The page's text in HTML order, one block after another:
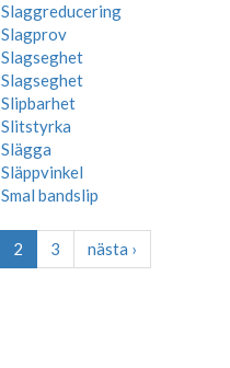
Slaggreducering
Slagprov
Slagseghet
Slagseghet
Slipbarhet
Slitstyrka
Slägga
Släppvinkel
Smal bandslip
2 3
nästa ›